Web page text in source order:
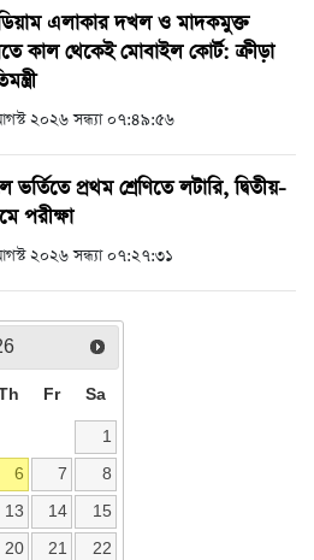
এলাকার দখল ও মাদকমুক্ত
কাল থেকেই মোবাইল কোর্ট: ক্রীড়া
২০২৬ সন্ধ্যা ০৭:৪৯:৫৬
ভর্তিতে প্রথম শ্রেণিতে লটারি, দ্বিতীয়-
পরীক্ষা
২০২৬ সন্ধ্যা ০৭:২৭:৩১
Fr Sa
1
6 7
8
13 14
15
20 21
22